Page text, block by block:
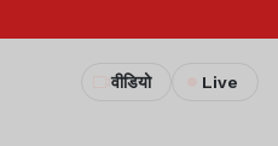
वीडियो Live